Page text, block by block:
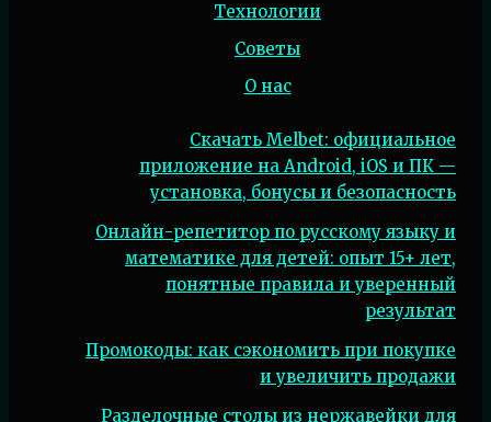
Технологии
Советы
О нас
Скачать Melbet: официальное
приложение на Android, iOS и ПК —
установка, бонусы и безопасность
Онлайн-репетитор по русскому языку и
математике для детей: опыт 15+ лет,
понятные правила и уверенный
результат
Промокоды: как сэкономить при покупке
и увеличить продажи
Разделочные столы из нержавейки для